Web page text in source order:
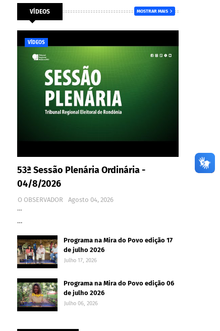
VÍDEOS MOSTRAR MAIS
VÍDEOS
53ª Sessão Plenária Ordinária -
04/8/2026
O OBSERVADOR
Agosto 04, 2026
…
…
Programa na Mira do Povo edição 17
de julho 2026
Julho 17, 2026
Programa na Mira do Povo edição 06
de julho 2026
Julho 06, 2026